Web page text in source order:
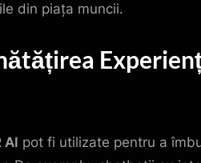
din piața muncii.
AI pot fi utilizate pentru a